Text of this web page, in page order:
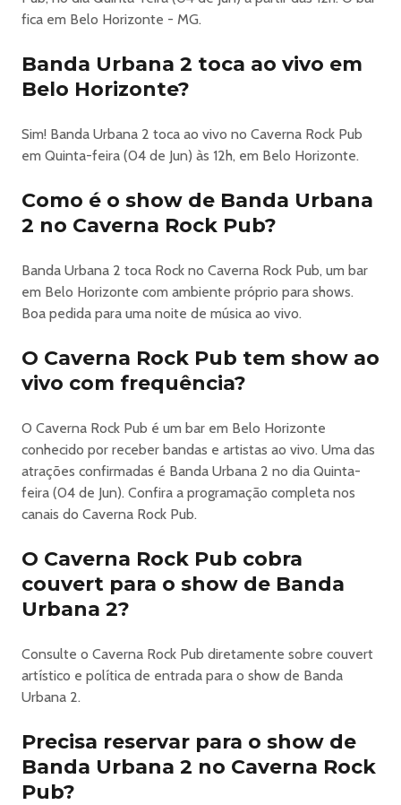
🔞 Permitida a entrada de menores de 18 anos
👉 Sexta - 05/06 - Especial Sepultura
Sepultura Legacy, Militia (Metallica) e Extinction
(Megadeth)
20h - Abertura da casa
21h30 - Militia (Metallica)
00h00 - Extinction (Megadeth)
⚡ ENTRADA GRATUITA COM INGRESSO DO SYMPLA
Chegue cedo, sujeito a lotação!
🔞 Proibida a entrada de menores de 18 anos (mesmo
acompanhados dos pais ou responsáveis)
🎂 Comemore seu aniversário conosco, consulte
condições inbox.
Link das bandas: megaextinction
👉 Sábado - 06/06 - Metalpunk Overkill
METALPUNK OVERKILL
• POHJASAKKA (Finlândia) • DELIRIO DE CORDURA
(Costa Rica) • PxSxGx (Taubaté/SP) • PUUKKOJUNKKARI
(SP) • CÁUSTICO (Jundiaí/SP) • DIRTY GRAVE (BH)
⚡ Ingressos 101tickerts
🔞 Proibida a entrada de menores de 18 anos (mesmo
acompanhados dos pais ou responsáveis)
fica em Belo Horizonte - MG.
Banda Urbana 2 toca ao vivo em
Belo Horizonte?
Sim! Banda Urbana 2 toca ao vivo no Caverna Rock Pub
em Quinta-feira (04 de Jun) às 12h, em Belo Horizonte.
Como é o show de Banda Urbana
2 no Caverna Rock Pub?
Banda Urbana 2 toca Rock no Caverna Rock Pub, um bar
em Belo Horizonte com ambiente próprio para shows.
Boa pedida para uma noite de música ao vivo.
O Caverna Rock Pub tem show ao
vivo com frequência?
O Caverna Rock Pub é um bar em Belo Horizonte
conhecido por receber bandas e artistas ao vivo. Uma das
atrações confirmadas é Banda Urbana 2 no dia Quinta-
feira (04 de Jun). Confira a programação completa nos
canais do Caverna Rock Pub.
O Caverna Rock Pub cobra
couvert para o show de Banda
Urbana 2?
Consulte o Caverna Rock Pub diretamente sobre couvert
artístico e política de entrada para o show de Banda
Urbana 2.
Precisa reservar para o show de
Banda Urbana 2 no Caverna Rock
Pub?